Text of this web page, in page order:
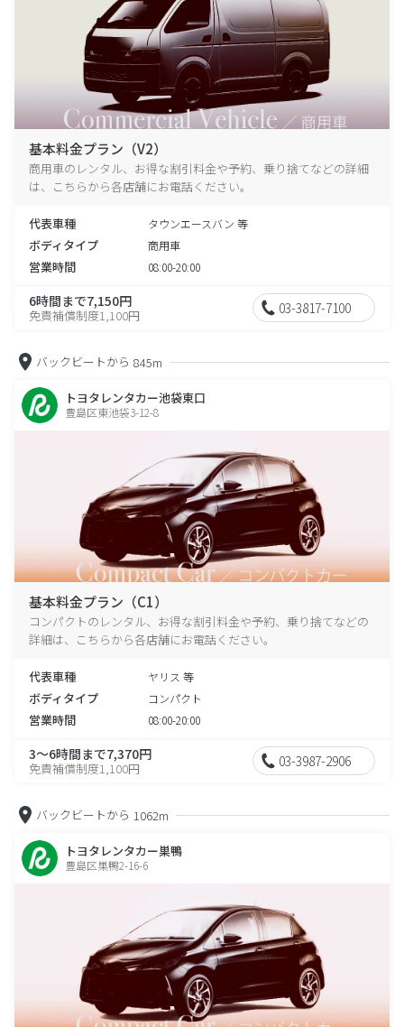
基本料金プラン（V2）
商用車のレンタル、お得な割引料金や予約、乗り捨てなどの詳細
は、こちらから各店舗にお電話ください。
代表車種 タウンエースバン 等
ボディタイプ 商用車
営業時間 08:00-20:00
6時間まで7,150円
免責補償制度1,100円 03-3817-7100
バックビートから 845m
トヨタレンタカー池袋東口
豊島区東池袋3-12-8
基本料金プラン（C1）
コンパクトのレンタル、お得な割引料金や予約、乗り捨てなどの
詳細は、こちらから各店舗にお電話ください。
代表車種 ヤリス 等
ボディタイプ コンパクト
営業時間 08:00-20:00
3～6時間まで7,370円
免責補償制度1,100円 03-3987-2906
バックビートから 1062m
トヨタレンタカー巣鴨
豊島区巣鴨2-16-6